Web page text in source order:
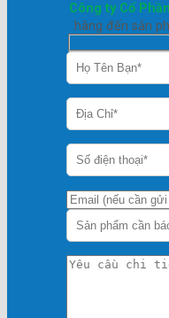
Công ty Cổ
hàng đến sản